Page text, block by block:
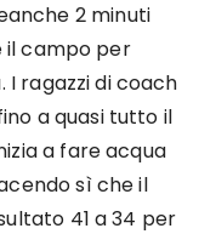
2 minuti
campo per
I ragazzi di coach
a quasi tutto il
a fare acqua
sì che il
41 a 34 per